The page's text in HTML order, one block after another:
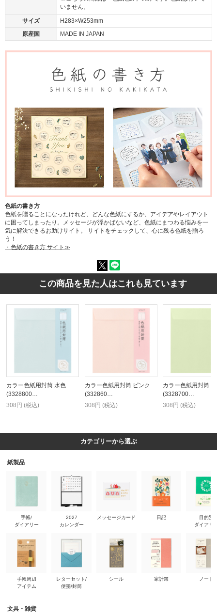
いません。
サイズ
H283×W253mm
原産国
MADE IN JAPAN
色紙の書き方
色紙を贈ることになったけれど、どんな色紙にするか、アイデアやレイアウト
に困ってしまったり。メッセージが浮かばないなど、色紙にまつわる悩みを一
気に解決できるお助けサイト。 サイトをチェックして、心に残る色紙を贈ろ
う！
・色紙の書き方 サイト≫
この商品を見た人はこれも見ています
カラー色紙用封筒 水色
(3328800…
308円 (税込)
カラー色紙用封筒 ピンク
(332860…
308円 (税込)
カラー色紙用封筒
(3328700…
308円 (税込)
カテゴリーから選ぶ
紙製品
手帳/
ダイアリー
手帳周辺
アイテム
2027
カレンダー
レターセット/
便箋/封筒
メッセージカード
シール
日記
家計簿
目的別
ダイアリ
ノート
文具・雑貨